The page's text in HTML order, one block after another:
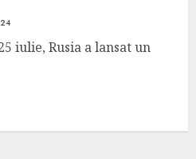
iulie, Rusia a lansat un